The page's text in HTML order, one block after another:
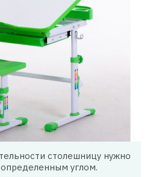
столешницу нужно
углом.